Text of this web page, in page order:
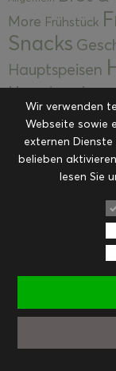
More Frühstück
Snacks
Hauptspeisen
Hauptspeisen
Kuchen,
Desserts Kulinarik
Rezepte
Suppen,
Weihnachten
FACEBOOK
Wir verwenden
Webseite sowie
externen
belieben
lesen Sie